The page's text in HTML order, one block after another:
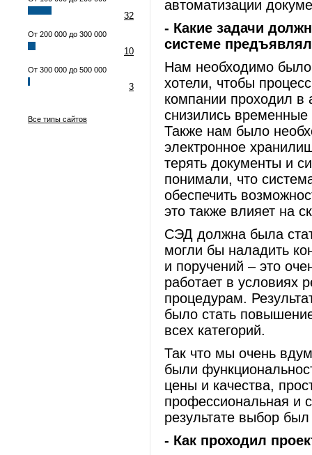
32
От 200 000 до 300 000
10
От 300 000 до 500 000
3
Все типы сайтов
автоматизации
- Какие задачи
системе
Нам необходимо
хотели, чтобы
компании проходил в
снизились
Также нам было
электронное
терять документы и
понимали, что
обеспечить
это также влияет на
СЭД должна была
могли бы наладить
и поручений – это
работает в условиях
процедурам.
было стать
всех категорий.
Так что мы очень
были
цены и качества,
профессиональная и
результате выбор
- Как проходил